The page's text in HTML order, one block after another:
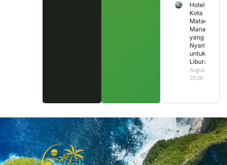
Hotel di
Kota
Mataram
Mana
yang
Nyaman
untuk
Liburan?
August 4,
2026